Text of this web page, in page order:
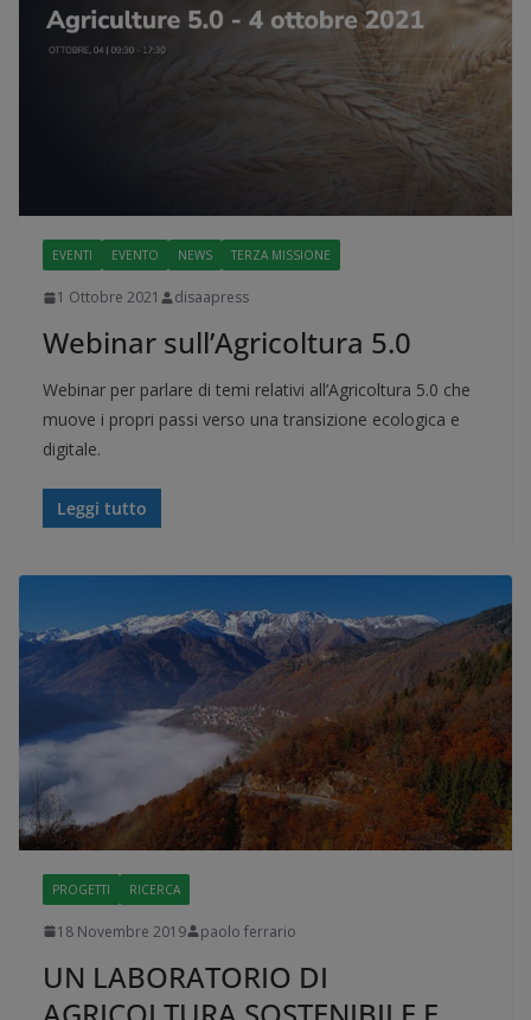
EVENTI EVENTO NEWS TERZA MISSIONE
1 Ottobre 2021 disaapress
Webinar sull’Agricoltura 5.0
Webinar per parlare di temi relativi all’Agricoltura 5.0 che
muove i propri passi verso una transizione ecologica e
digitale.
Leggi tutto
PROGETTI RICERCA
18 Novembre 2019 paolo ferrario
UN LABORATORIO DI